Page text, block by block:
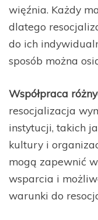
więźnia. Każdy
dlatego
do ich
sposób można
Współpraca
resocjalizacja
instytucji, takich
kultury i
mogą zapewnić
wsparcia i
warunki do